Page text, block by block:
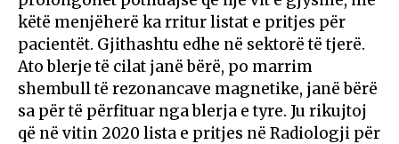
këtë menjëherë ka rritur listat e pritjes për
pacientët. Gjithashtu edhe në sektorë të tjerë.
Ato blerje të cilat janë bërë, po marrim
shembull të rezonancave magnetike, janë bërë
sa për të përfituar nga blerja e tyre. Ju rikujtoj
që në vitin 2020 lista e pritjes në Radiologji për